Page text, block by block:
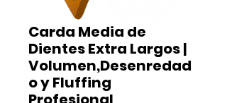
Carda Media de
Dientes Extra Largos |
Volumen,Desenredad
o y Fluffing